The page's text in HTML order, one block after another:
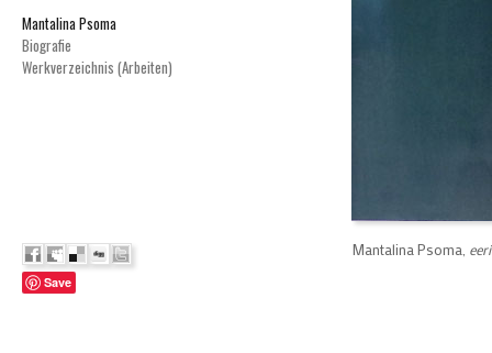
Mantalina Psoma
Biografie
Werkverzeichnis (Arbeiten)
Save
Mantalina Psoma,